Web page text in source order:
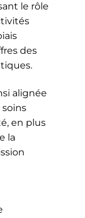
le rôle
des
alignée
soins
en plus
la